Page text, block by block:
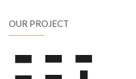
OUR PROJECT